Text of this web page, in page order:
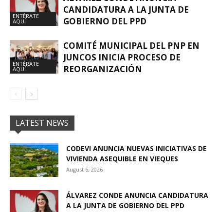
ENTÉRATE
AQUÍ
CANDIDATURA A LA JUNTA DE
GOBIERNO DEL PPD
ENTÉRATE
AQUÍ
COMITÉ MUNICIPAL DEL PNP EN
JUNCOS INICIA PROCESO DE
REORGANIZACIÓN
LATEST NEWS
CODEVI ANUNCIA NUEVAS INICIATIVAS DE
VIVIENDA ASEQUIBLE EN VIEQUES
August 6, 2026
ÁLVAREZ CONDE ANUNCIA CANDIDATURA
A LA JUNTA DE GOBIERNO DEL PPD